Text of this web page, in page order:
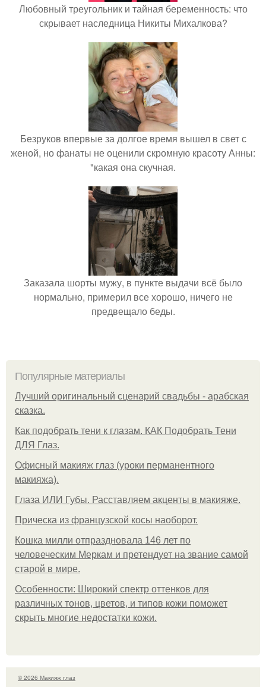
Любовный треугольник и тайная беременность: что
скрывает наследница Никиты Михалкова?
Безруков впервые за долгое время вышел в свет с
женой, но фанаты не оценили скромную красоту Анны:
"какая она скучная.
Заказала шорты мужу, в пункте выдачи всё было
нормально, примерил все хорошо, ничего не
предвещало беды.
Популярные материалы
Лучший оригинальный сценарий свадьбы - арабская
сказка.
Как подобрать тени к глазам. КАК Подобрать Тени
ДЛЯ Глаз.
Офисный макияж глаз (уроки перманентного
макияжа).
Глаза ИЛИ Губы. Расставляем акценты в макияже.
Прическа из французской косы наоборот.
Кошка милли отпраздновала 146 лет по
человеческим Меркам и претендует на звание самой
старой в мире.
Особенности: Широкий спектр оттенков для
различных тонов, цветов, и типов кожи поможет
скрыть многие недостатки кожи.
© 2026 Макияж глаз